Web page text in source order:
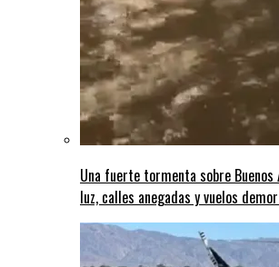
Una fuerte tormenta sobre
luz, calles anegadas y vuelos